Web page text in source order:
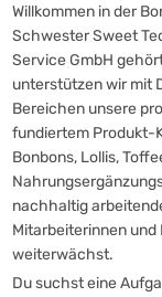
Willkommen in der
Schwester Sweet
Service GmbH
unterstützen wir mit
Bereichen unsere
fundiertem Produkt-
Bonbons, Lollis,
nachhaltig
Mitarbeiterinnen
weiterwächst.
Du suchst eine